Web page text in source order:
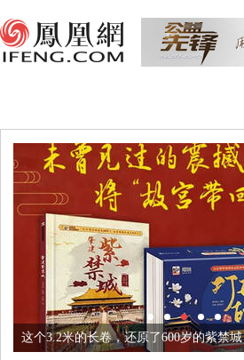
这个3.2米的长卷，还原了600岁的紫禁城